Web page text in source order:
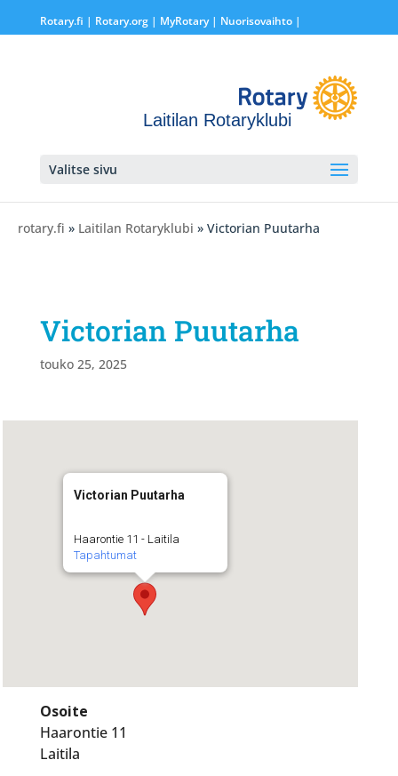
Rotary.fi | Rotary.org| MyRotary | Nuorisovaihto|
Laitilan Rotaryklubi
Valitse sivu
rotary.fi » Laitilan Rotaryklubi » Victorian Puutarha
Victorian Puutarha
touko 25, 2025
Victorian Puutarha
Haarontie 11 - Laitila
Tapahtumat
Osoite
Haarontie 11
Laitila